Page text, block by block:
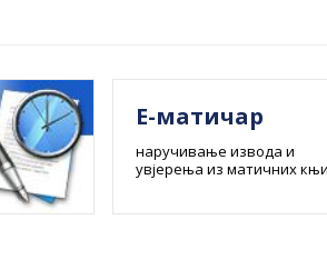
Е-матичар
наручивање извода и
увјерења из матичних